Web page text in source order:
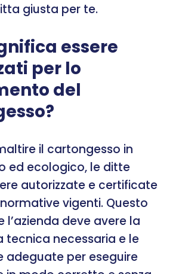
giusta per te.
essere
per lo
del
il cartongesso in
ed ecologico, le ditte
autorizzate e certificate
vigenti. Questo
l’azienda deve avere la
tecnica necessaria e le
adeguate per eseguire